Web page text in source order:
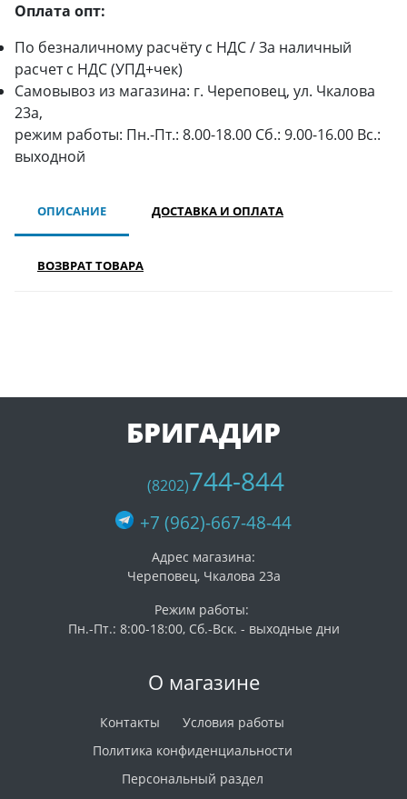
Оплата опт:
По безналичному расчёту с НДС / За наличный
расчет с НДС (УПД+чек)
Самовывоз из магазина: г. Череповец, ул. Чкалова
23а,
режим работы: Пн.-Пт.: 8.00-18.00 Сб.: 9.00-16.00 Вс.:
выходной
ОПИСАНИЕ ДОСТАВКА И ОПЛАТА
ВОЗВРАТ ТОВАРА
О магазине
Контакты
Условия работы
Политика конфиденциальности
Персональный раздел
БРИГАДИР
(8202)744-844
+7 (962)-667-48-44
Адрес магазина:
Череповец, Чкалова 23а
Режим работы:
Пн.-Пт.: 8:00-18:00, Сб.-Вск. - выходные дни